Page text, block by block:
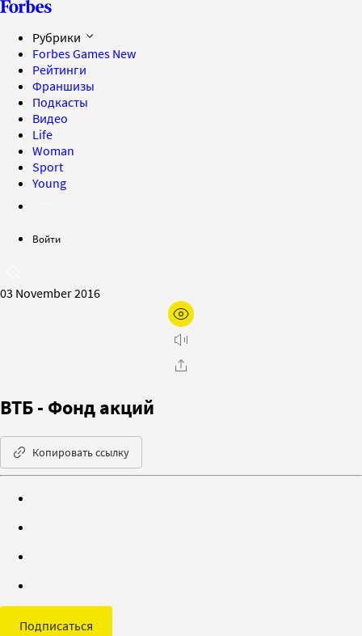
Рубрики
Forbes Games New
Рейтинги
Франшизы
Подкасты
Видео
Life
Woman
Sport
Young
Войти
03 November 2016
ВТБ - Фонд акций
Копировать ссылку
Подписаться